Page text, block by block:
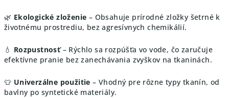
🌿 Ekologické zloženie – Obsahuje prírodné zložky šetrné k
životnému prostrediu, bez agresívnych chemikálií.
💧 Rozpustnosť– Rýchlo sa rozpúšťa vo vode, čo zaručuje
efektívne pranie bez zanechávania zvyškov na tkaninách.
👕 Univerzálne použitie – Vhodný pre rôzne typy tkanín, od
bavlny po syntetické materiály.